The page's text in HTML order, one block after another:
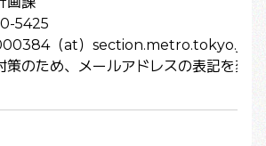
5425
（at）section.metro.tokyo.jp
のため、メールアドレスの表記を変